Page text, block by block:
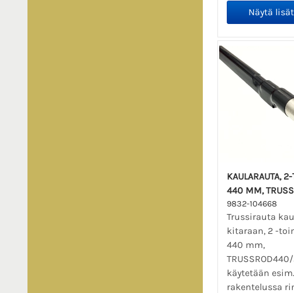
KAULARAUTA,
440 MM,
9832-104668
Trussirauta
kitaraan, 2 -
440 mm,
käytetään
rakentelussa